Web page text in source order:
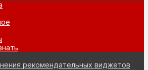
рекомендательных виджетов